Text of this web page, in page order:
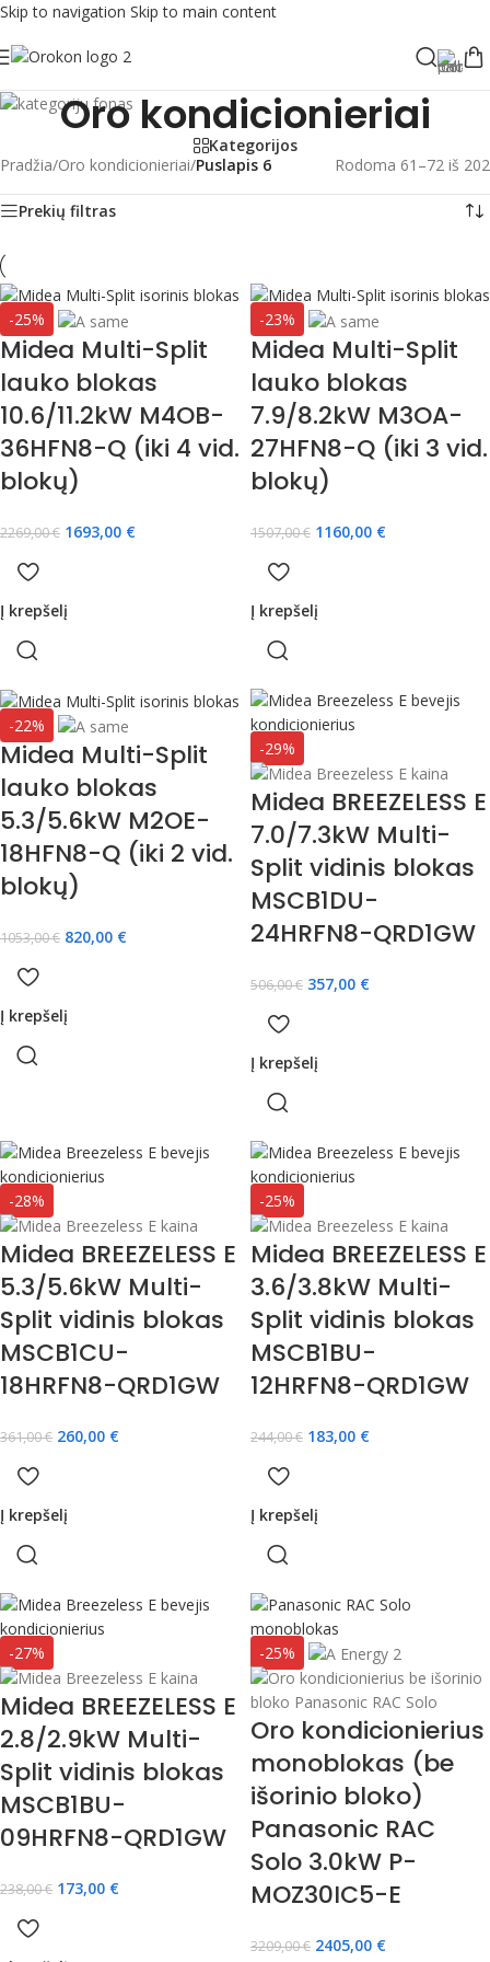
Skip to navigation Skip to main content
Oro kondicionieriai
Kategorijos
Pradžia/Oro kondicionieriai/Puslapis 6 Rodoma 61–72 iš 202
Prekių filtras
-25%
Midea Multi-Split
lauko blokas
10.6/11.2kW M4OB-
36HFN8-Q (iki 4 vid.
blokų)
2269,00€ 1693,00 €
Į krepšelį
-23%
Midea Multi-Split
lauko blokas
7.9/8.2kW M3OA-
27HFN8-Q (iki 3 vid.
blokų)
1507,00€ 1160,00 €
Į krepšelį
-22%
Midea Multi-Split
lauko blokas
5.3/5.6kW M2OE-
18HFN8-Q (iki 2 vid.
blokų)
1053,00€ 820,00 €
Į krepšelį
-29%
Midea BREEZELESS E
7.0/7.3kW Multi-
Split vidinis blokas
MSCB1DU-
24HRFN8-QRD1GW
506,00€ 357,00 €
Į krepšelį
-28%
Midea BREEZELESS E
5.3/5.6kW Multi-
Split vidinis blokas
MSCB1CU-
18HRFN8-QRD1GW
361,00€ 260,00 €
Į krepšelį
-25%
Midea BREEZELESS E
3.6/3.8kW Multi-
Split vidinis blokas
MSCB1BU-
12HRFN8-QRD1GW
244,00€ 183,00 €
Į krepšelį
-27%
Midea BREEZELESS E
2.8/2.9kW Multi-
Split vidinis blokas
MSCB1BU-
09HRFN8-QRD1GW
238,00€ 173,00 €
-25%
Oro kondicionierius
monoblokas (be
išorinio bloko)
Panasonic RAC
Solo 3.0kW P-
MOZ30IC5-E
3209,00€ 2405,00 €